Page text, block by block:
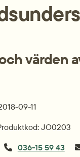
värden
09-11
JO0203
036-15 59 43